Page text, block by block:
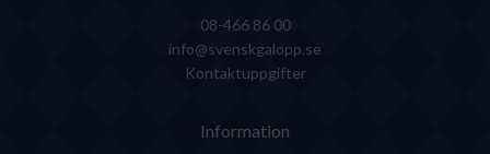
08-466 86 00
info@svenskgalopp.se
Kontaktuppgifter
Information